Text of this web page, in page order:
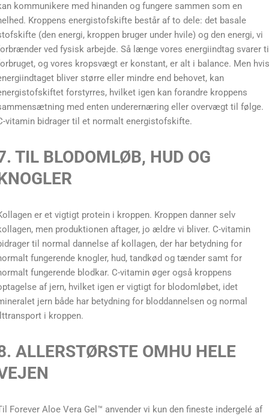
kommunikere med hinanden og fungere sammen som en
Kroppens energistofskifte består af to dele: det basale
(den energi, kroppen bruger under hvile) og den energi, vi
ved fysisk arbejde. Så længe vores energiindtag svarer
og vores kropsvægt er konstant, er alt i balance. Men hvis
bliver større eller mindre end behovet, kan
forstyrres, hvilket igen kan forandre kroppens
med enten underernæring eller overvægt til følge.
vitamin bidrager til et normalt energistofskifte.
TIL BLODOMLØB, HUD OG
er et vigtigt protein i kroppen. Kroppen danner selv
men produktionen aftager, jo ældre vi bliver. C-vitamin
til normal dannelse af kollagen, der har betydning for
fungerende knogler, hud, tandkød og tænder samt for
fungerende blodkar. C-vitamin øger også kroppens
af jern, hvilket igen er vigtigt for blodomløbet, idet
jern både har betydning for bloddannelsen og normal
i kroppen.
ALLERSTØRSTE OMHU HELE
Forever Aloe Vera Gel™ anvender vi kun den fineste indergelé af